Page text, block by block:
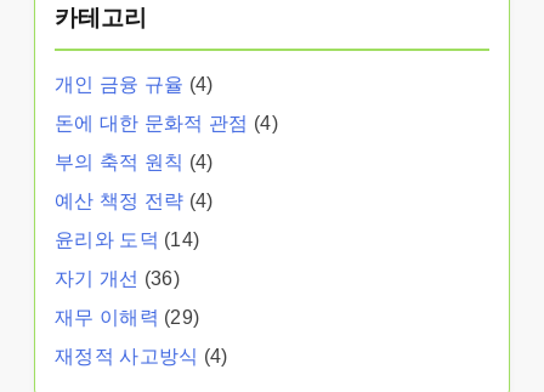
카테고리
개인 금융 규율 (4)
돈에 대한 문화적 관점 (4)
부의 축적 원칙 (4)
예산 책정 전략 (4)
윤리와 도덕 (14)
자기 개선 (36)
재무 이해력 (29)
재정적 사고방식 (4)